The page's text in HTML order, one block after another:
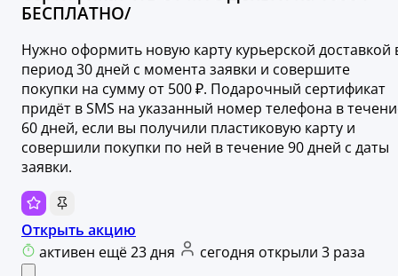
БЕСПЛАТНО/
Нужно оформить новую карту курьерской доставкой
период 30 дней с момента заявки и совершите
покупки на сумму от 500 ₽. Подарочный сертификат
придёт в SMS на указанный номер телефона в
60 дней, если вы получили пластиковую карту и
совершили покупки по ней в течение 90 дней с даты
заявки.
Открыть акцию
активен ещё 23 дня
сегодня открыли 3 раза